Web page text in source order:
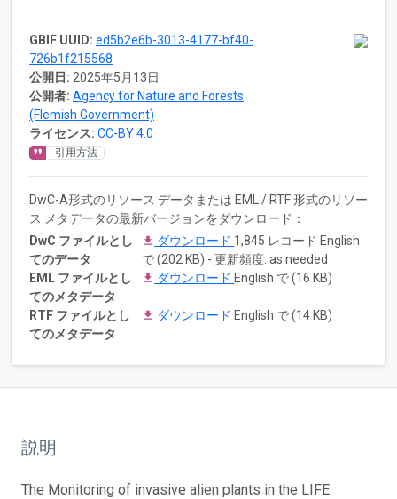
GBIF UUID: ed5b2e6b-3013-4177-bf40-
726b1f215568
公開日: 2025年5月13日
公開者: Agency for Nature and Forests
(Flemish Government)
ライセンス: CC-BY 4.0
引用方法
DwC-A形式のリソース データまたは EML / RTF 形式のリソー
ス メタデータの最新バージョンをダウンロード：
DwC ファイルとし
てのデータ
ダウンロード 1,845 レコード English
で (202 KB) - 更新頻度: as needed
EML ファイルとし
てのメタデータ
ダウンロード English で (16 KB)
RTF ファイルとし
てのメタデータ
ダウンロード English で (14 KB)
説明
The Monitoring of invasive alien plants in the LIFE